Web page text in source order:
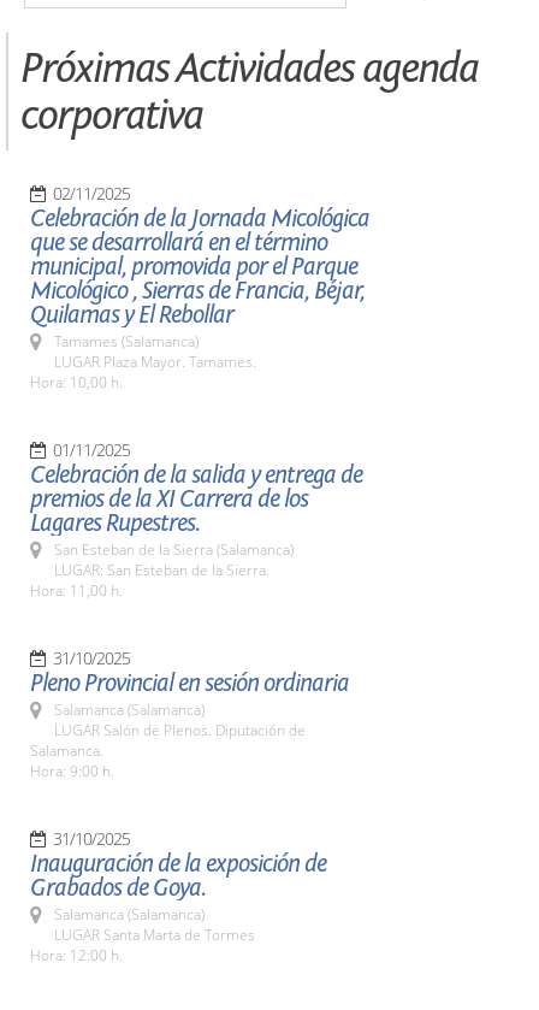
Próximas Actividades agenda
corporativa
02/11/2025
Celebración de la Jornada Micológica
que se desarrollará en el término
municipal, promovida por el Parque
Micológico , Sierras de Francia, Béjar,
Quilamas y El Rebollar
Tamames (Salamanca)
LUGAR Plaza Mayor. Tamames.
Hora: 10,00 h.
01/11/2025
Celebración de la salida y entrega de
premios de la XI Carrera de los
Lagares Rupestres.
San Esteban de la Sierra (Salamanca)
LUGAR: San Esteban de la Sierra.
Hora: 11,00 h.
31/10/2025
Pleno Provincial en sesión ordinaria
Salamanca (Salamanca)
LUGAR Salón de Plenos. Diputación de
Salamanca.
Hora: 9:00 h.
31/10/2025
Inauguración de la exposición de
Grabados de Goya.
Salamanca (Salamanca)
LUGAR Santa Marta de Tormes
Hora: 12:00 h.